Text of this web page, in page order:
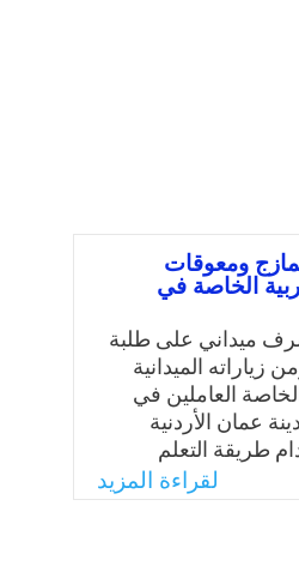
ومعوقات
الخاصة في
ميداني على طلبة
الميدانية
العاملين في
عمان الأردنية
طريقة التعلم
والتعلم لدى
الطلبة من
لقراءة المزيد